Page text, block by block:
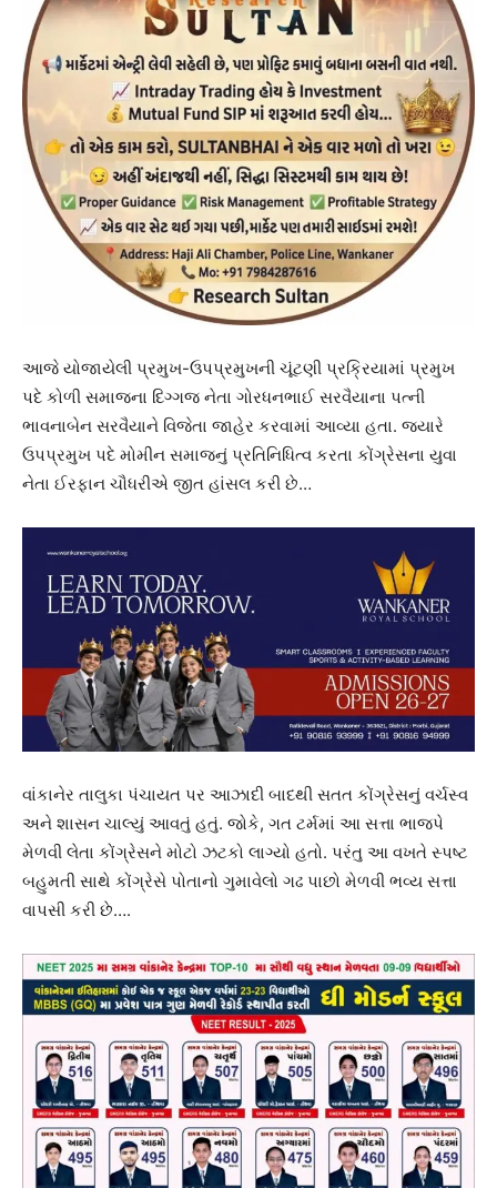
આજે યોજાયેલી પ્રમુખ-ઉપપ્રમુખની ચૂંટણી પ્રક્રિયામાં પ્રમુખ
પદે કોળી સમાજના દિગ્ગજ નેતા ગોરધનભાઈ સરવૈયાના પત્ની
ભાવનાબેન સરવૈયાને વિજેતા જાહેર કરવામાં આવ્યા હતા. જ્યારે
ઉપપ્રમુખ પદે મોમીન સમાજનું પ્રતિનિધિત્વ કરતા કોંગ્રેસના યુવા
નેતા ઈરફાન ચૌધરીએ જીત હાંસલ કરી છે…
વાંકાનેર તાલુકા પંચાયત પર આઝાદી બાદથી સતત કોંગ્રેસનું વર્ચસ્વ
અને શાસન ચાલ્યું આવતું હતું. જોકે, ગત ટર્મમાં આ સત્તા ભાજપે
મેળવી લેતા કોંગ્રેસને મોટો ઝટકો લાગ્યો હતો. પરંતુ આ વખતે સ્પષ્ટ
બહુમતી સાથે કોંગ્રેસે પોતાનો ગુમાવેલો ગઢ પાછો મેળવી ભવ્ય સત્તા
વાપસી કરી છે….